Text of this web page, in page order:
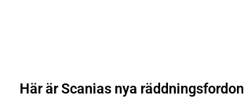
Här är Scanias nya räddningsfordon